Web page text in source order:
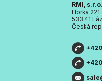
RMI, s.r.o.
Horka 221
533 41
Česká